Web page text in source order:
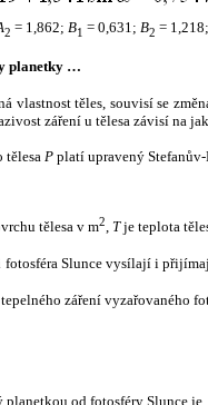
2 = 1,862; B1 = 0,631; B2 = 1,218;
planetky …
vlastnost těles, souvisí se
záření u tělesa závisí na
tělesa P platí upravený
tělesa v m2, Tje teplota
fotosféra Slunce vysílají i
záření vyzařovaného
od fotosféry Slunce je